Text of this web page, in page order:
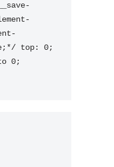
top: 0;
0;